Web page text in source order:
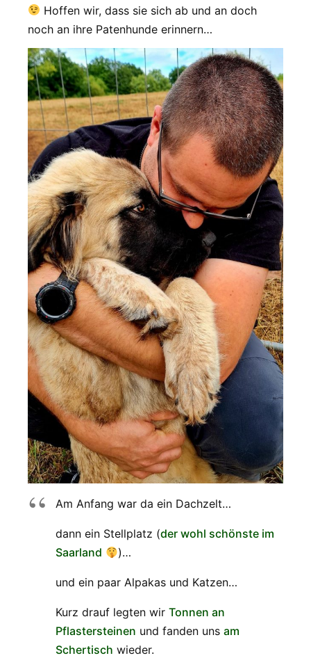
Hoffen wir, dass sie sich ab und an doch
noch an ihre Patenhunde erinnern…
Am Anfang war da ein Dachzelt…
dann ein Stellplatz (der wohl schönste im
Saarland
)…
und ein paar Alpakas und Katzen…
Kurz drauf legten wir Tonnen an
Pflastersteinen und fanden uns am
Schertisch wieder.